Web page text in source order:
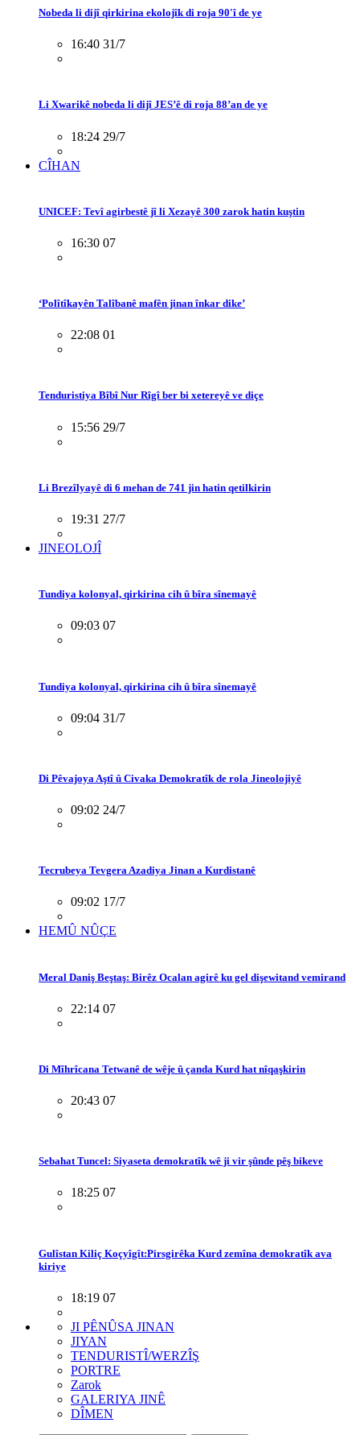
Nobeda li dijî qirkirina ekolojîk di roja 90'î de ye
16:40 31/7
Li Xwarikê nobeda li dijî JES’ê di roja 88’an de ye
18:24 29/7
CÎHAN
UNICEF: Tevî agirbestê jî li Xezayê 300 zarok hatin kuştin
16:30 07
‘Polîtîkayên Talîbanê mafên jinan înkar dike’
22:08 01
Tenduristiya Bîbî Nur Rîgî ber bi xetereyê ve diçe
15:56 29/7
Li Brezîlyayê di 6 mehan de 741 jin hatin qetilkirin
19:31 27/7
JINEOLOJÎ
Tundiya kolonyal, qirkirina cih û bîra sînemayê
09:03 07
Tundiya kolonyal, qirkirina cih û bîra sînemayê
09:04 31/7
Di Pêvajoya Aştî û Civaka Demokratîk de rola Jineolojiyê
09:02 24/7
Tecrubeya Tevgera Azadiya Jinan a Kurdistanê
09:02 17/7
HEMÛ NÛÇE
Meral Daniş Beştaş: Birêz Ocalan agirê ku gel dişewitand vemirand
22:14 07
Di Mîhrîcana Tetwanê de wêje û çanda Kurd hat nîqaşkirin
20:43 07
Sebahat Tuncel: Siyaseta demokratîk wê ji vir şûnde pêş bikeve
18:25 07
Gulîstan Kiliç Koçyîgît:Pirsgirêka Kurd zemîna demokratîk ava
kiriye
18:19 07
JI PÊNÛSA JINAN
JIYAN
TENDURISTÎ/WERZÎŞ
PORTRE
Zarok
GALERIYA JINÊ
DÎMEN